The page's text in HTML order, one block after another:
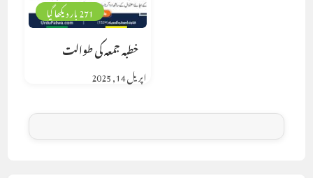
271 بار دیکھا گیا
خطبہ جمعہ کی طوالت
اپریل 14, 2025